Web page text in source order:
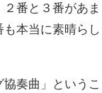
番と３番があま
本当に素晴らし
奏曲」というこ